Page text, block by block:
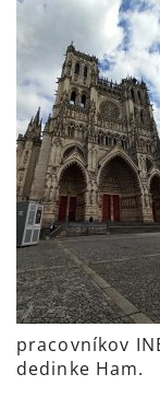
pracovníkov
dedinke Ham.